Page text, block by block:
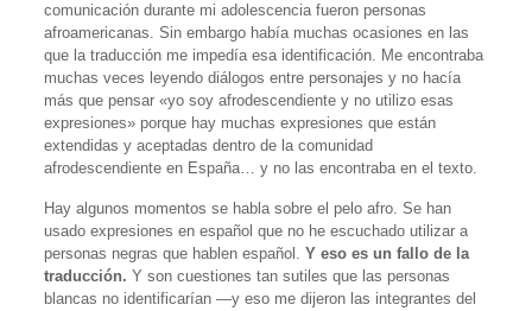
comunicación durante mi adolescencia fueron personas
afroamericanas. Sin embargo había muchas ocasiones en las
que la traducción me impedía esa identificación. Me encontraba
muchas veces leyendo diálogos entre personajes y no hacía
más que pensar «yo soy afrodescendiente y no utilizo esas
expresiones» porque hay muchas expresiones que están
extendidas y aceptadas dentro de la comunidad
afrodescendiente en España… y no las encontraba en el texto.
Hay algunos momentos se habla sobre el pelo afro. Se han
usado expresiones en español que no he escuchado utilizar a
personas negras que hablen español. Y eso es un fallo de la
traducción. Y son cuestiones tan sutiles que las personas
blancas no identificarían —y eso me dijeron las integrantes del